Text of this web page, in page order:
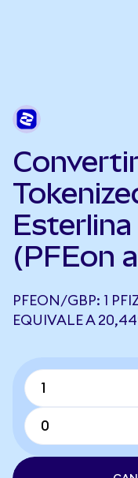
(PFEon
PFEON/GBP: 1
EQUIVALE A